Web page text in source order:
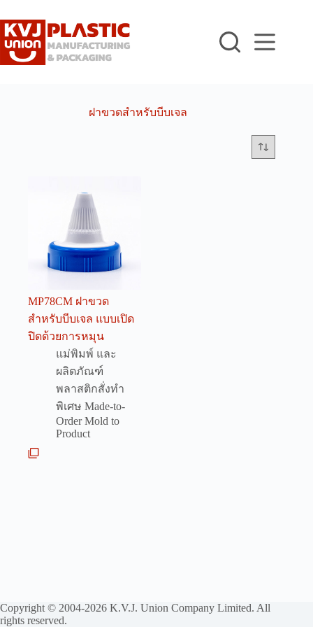
to
content
ฝาขวดสำหรับบีบเจล
MP78CM ฝาขวด
สำหรับบีบเจล แบบเปิด
ปิดด้วยการหมุน
แม่พิมพ์ และ
ผลิตภัณฑ์
พลาสติกสั่งทำ
พิเศษ Made-to-
Order Mold to
Product
Copyright © 2004-2026 K.V.J. Union Company Limited. All
rights reserved.